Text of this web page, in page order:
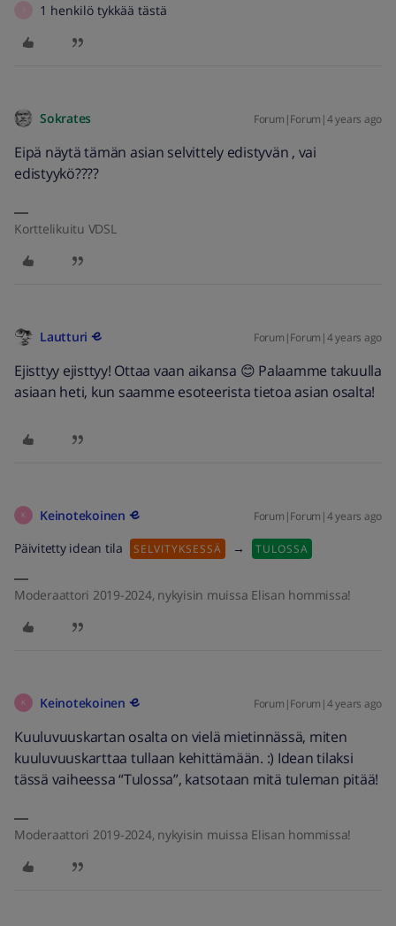
1 henkilö tykkää tästä
Sokrates Forum|Forum|4 years ago
Eipä näytä tämän asian selvittely edistyvän , vai
edistyykö????
Korttelikuitu VDSL
Lautturi Forum|Forum|4 years ago
Ejisttyy ejisttyy! Ottaa vaan aikansa 😊 Palaamme takuulla
asiaan heti, kun saamme esoteerista tietoa asian osalta!
K Keinotekoinen Forum|Forum|4 years ago
Päivitetty idean tila SELVITYKSESSÄ → TULOSSA
Moderaattori 2019-2024, nykyisin muissa Elisan hommissa!
K Keinotekoinen Forum|Forum|4 years ago
Kuuluvuuskartan osalta on vielä mietinnässä, miten
kuuluvuuskarttaa tullaan kehittämään. :) Idean tilaksi
tässä vaiheessa “Tulossa”, katsotaan mitä tuleman pitää!
Moderaattori 2019-2024, nykyisin muissa Elisan hommissa!